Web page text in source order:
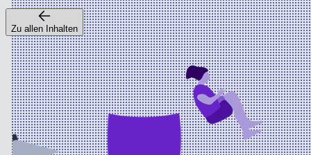
Zu allen Inhalten